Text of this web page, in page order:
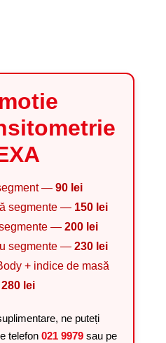
— 90 lei
segmente — 150 lei
— 200 lei
segmente — 230 lei
+ indice de masă
280 lei
ne puteți
telefon 021 9979 sau pe